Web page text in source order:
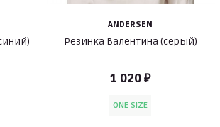
ANDERSEN
Резинка Валентина (серый)
1 020 ₽
ONE SIZE